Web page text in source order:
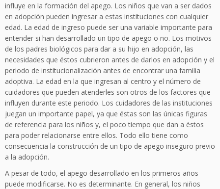
influye en la formación del apego. Los niños que van a ser dados
en adopción pueden ingresar a estas instituciones con cualquier
edad. La edad de ingreso puede ser una variable importante para
entender si han desarrollado un tipo de apego o no. Los motivos
de los padres biológicos para dar a su hijo en adopción, las
necesidades que éstos cubrieron antes de darlos en adopción y el
periodo de institucionalización antes de encontrar una familia
adoptiva. La edad en la que ingresan al centro y el número de
cuidadores que pueden atenderles son otros de los factores que
influyen durante este periodo. Los cuidadores de las instituciones
juegan un importante papel, ya que éstas son las únicas figuras
de referencia para los niños y, el poco tiempo que dan a éstos
para poder relacionarse entre ellos. Todo ello tiene como
consecuencia la construcción de un tipo de apego inseguro previo
a la adopción.
A pesar de todo, el apego desarrollado en los primeros años
puede modificarse. No es determinante. En general, los niños